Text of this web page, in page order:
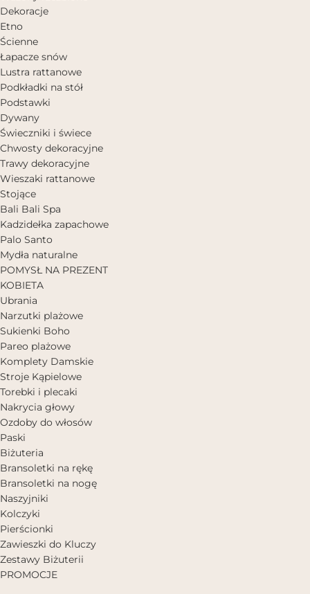
Dekoracje
Etno
Ścienne
Łapacze snów
Lustra rattanowe
Podkładki na stół
Podstawki
Dywany
Świeczniki i świece
Chwosty dekoracyjne
Trawy dekoracyjne
Wieszaki rattanowe
Stojące
Bali Bali Spa
Kadzidełka zapachowe
Palo Santo
Mydła naturalne
POMYSŁ NA PREZENT
KOBIETA
Ubrania
Narzutki plażowe
Sukienki Boho
Pareo plażowe
Komplety Damskie
Stroje Kąpielowe
Torebki i plecaki
Nakrycia głowy
Ozdoby do włosów
Paski
Biżuteria
Bransoletki na rękę
Bransoletki na nogę
Naszyjniki
Kolczyki
Pierścionki
Zawieszki do Kluczy
Zestawy Biżuterii
PROMOCJE